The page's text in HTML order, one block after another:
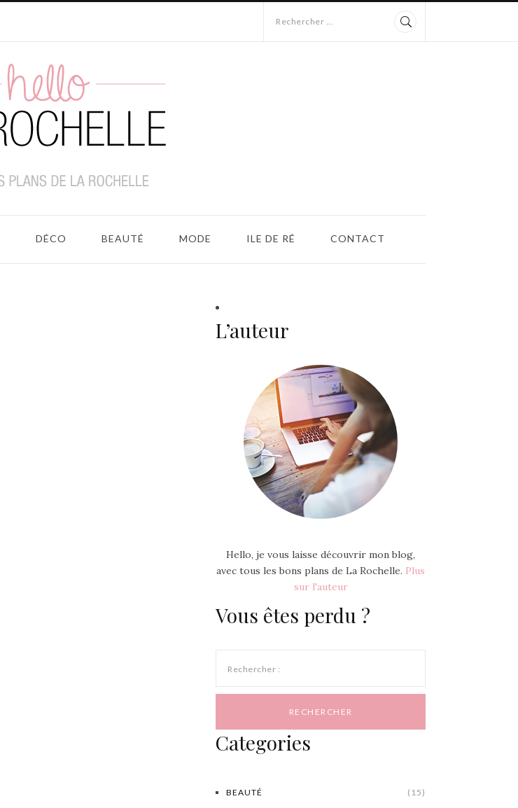
Rechercher ...
DÉCO BEAUTÉ MODE ILE DE RÉ CONTACT
L’auteur
Hello, je vous laisse découvrir mon blog,
avec tous les bons plans de La Rochelle. Plus
sur l'auteur
Vous êtes perdu ?
Rechercher :
Categories
BEAUTÉ (15)